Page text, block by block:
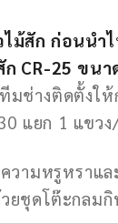
ม้สัก ก่อนนำ
CR-25 ขน
มช่างติดตั้งใ
แยก 1 แขว
วามหรูหราแ
ชุดโต๊ะกลมกิ